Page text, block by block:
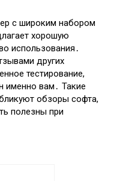
с широким набором
хорошую
использования․
других
тестирование,
именно вам․ Такие
обзоры софта,
полезны при